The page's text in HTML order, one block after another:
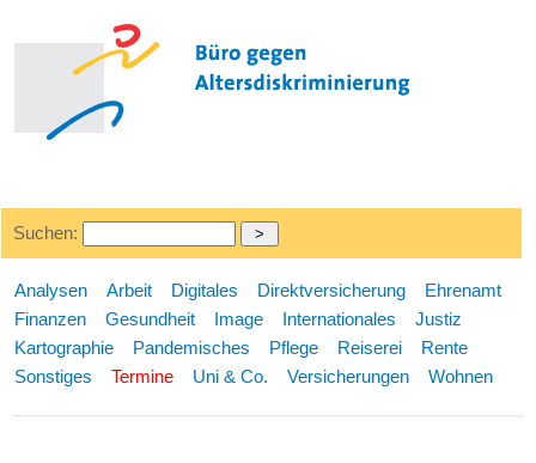
Suchen:
Analysen Arbeit Digitales Direktversicherung
Ehrenamt
Finanzen
Gesundheit Image Internationales
Justiz
Kartographie
Pandemisches Pflege Reiserei
Rente
Sonstiges
Termine Uni & Co. Versicherungen Wohnen